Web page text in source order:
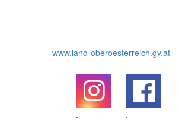
www.land-oberoesterreich.gv.at
.
.